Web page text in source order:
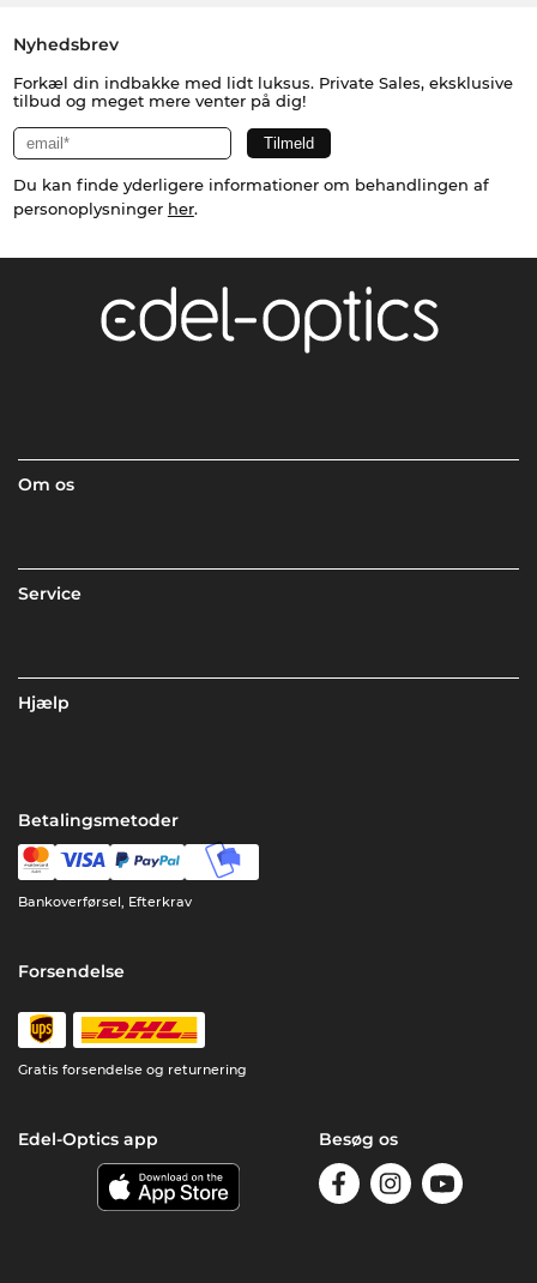
Nyhedsbrev
Forkæl din indbakke med lidt luksus. Private Sales, eksklusive
tilbud og meget mere venter på dig!
Du kan finde yderligere informationer om behandlingen af
personoplysninger her.
Om os
Service
Hjælp
Betalingsmetoder
Bankoverførsel, Efterkrav
Forsendelse
Gratis forsendelse og returnering
Edel-Optics app Besøg os